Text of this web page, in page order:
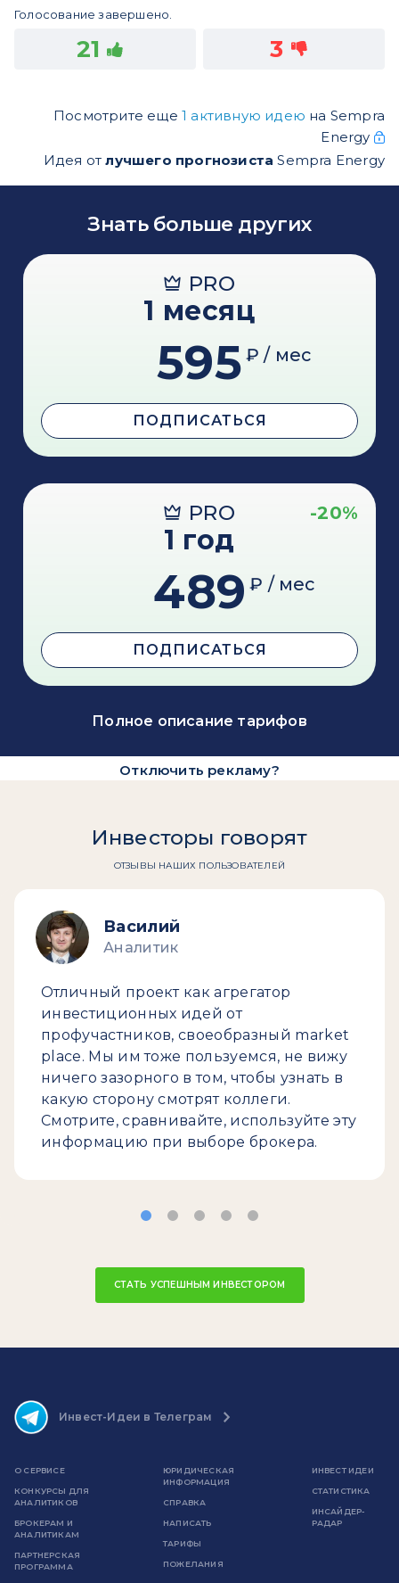
Голосование завершено.
21 3
Посмотрите еще 1 активную идею на Sempra
Energy
Идея отлучшего прогнозиста Sempra Energy
Знать больше других
PRO
1 месяц
595 ₽ / мес
ПОДПИСАТЬСЯ
PRO -20%
1 год
489 ₽ / мес
ПОДПИСАТЬСЯ
Полное описание тарифов
Отключить рекламу?
Инвесторы говорят
ОТЗЫВЫ НАШИХ ПОЛЬЗОВАТЕЛЕЙ
Василий
Аналитик
Отличный проект как агрегатор
инвестиционных идей от
профучастников, своеобразный market
place. Мы им тоже пользуемся, не вижу
ничего зазорного в том, чтобы узнать в
какую сторону смотрят коллеги.
Смотрите, сравнивайте, используйте эту
информацию при выборе брокера.
СТАТЬ УСПЕШНЫМ ИНВЕСТОРОМ
Инвест-Идеи в Телеграм
О СЕРВИСЕ
КОНКУРСЫ ДЛЯ
АНАЛИТИКОВ
БРОКЕРАМ И
АНАЛИТИКАМ
ПАРТНЕРСКАЯ
ПРОГРАММА
ЮРИДИЧЕСКАЯ
ИНФОРМАЦИЯ
СПРАВКА
НАПИСАТЬ
ТАРИФЫ
ПОЖЕЛАНИЯ
ИНВЕСТ ИДЕИ
СТАТИСТИКА
ИНСАЙДЕР-
РАДАР